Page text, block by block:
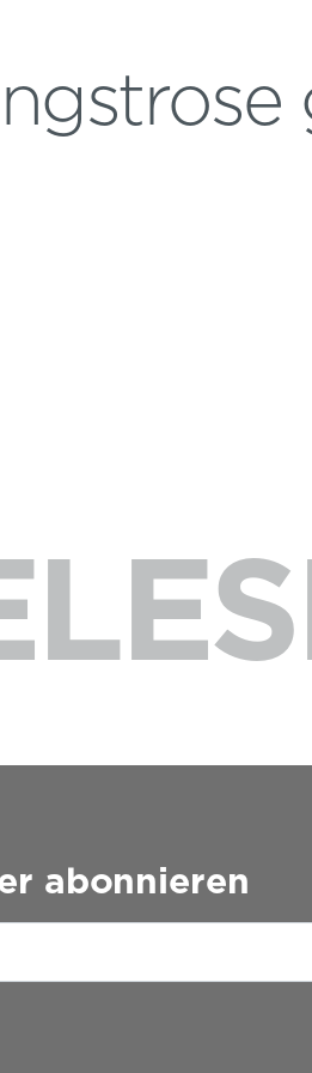
abonnieren